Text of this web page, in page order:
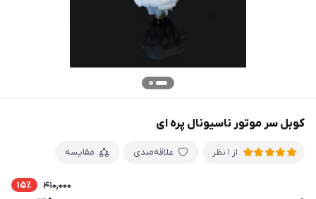
کوبل سر موتور ناسیونال پره ای
از 1 نظر علاقه‌مندی مقایسه
410,000 15٪